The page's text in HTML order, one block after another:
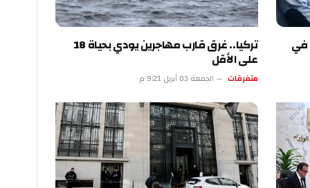
تركيا.. غرق قارب مهاجرين يودي بحياة 18
على الأقل
متفرقات الجمعة 03 أبريل 9:21 م